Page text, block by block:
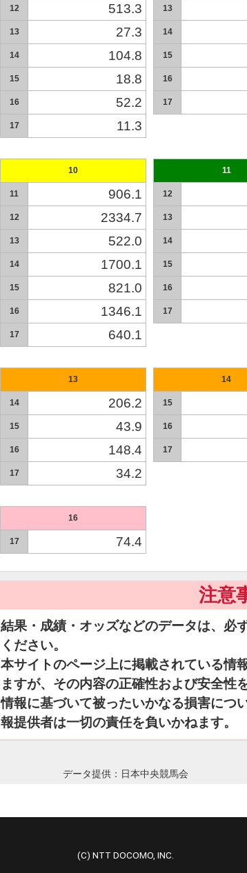
12 513.3
13 27.3
14 104.8
15 18.8
16 52.2
17 11.3
13
14
15
16
17
10
11 906.1
12 2334.7
13 522.0
14 1700.1
15 821.0
16 1346.1
17 640.1
11
12
13
14
15
16
17
13
14 206.2
15 43.9
16 148.4
17 34.2
14
15
16
17
16
17 74.4
注意
結果・成績・オッズなどのデータは、必
ください。
本サイトのページ上に掲載されている情
ますが、その内容の正確性および安全性
情報に基づいて被ったいかなる損害につ
報提供者は一切の責任を負いかねます。
データ提供：日本中央競馬会
(C) NTT DOCOMO, INC.